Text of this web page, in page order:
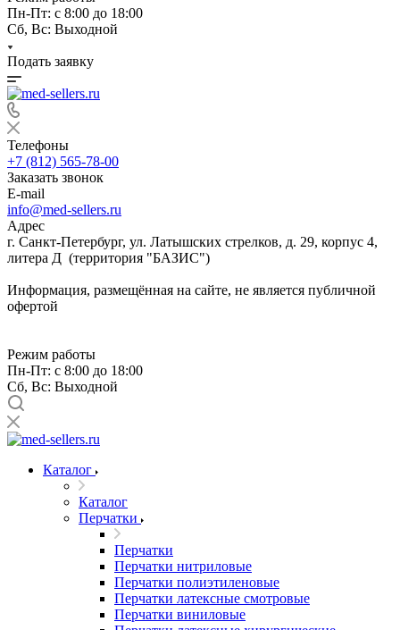
Пн-Пт: с 8:00 до 18:00
Сб, Вс: Выходной
Подать заявку
Телефоны
+7 (812) 565-78-00
Заказать звонок
E-mail
info@med-sellers.ru
Адрес
г. Санкт-Петербург, ул. Латышских стрелков, д. 29, корпус 4,
литера Д (территория "БАЗИС")
Информация, размещённая на сайте, не является публичной
офертой
Режим работы
Пн-Пт: с 8:00 до 18:00
Сб, Вс: Выходной
Каталог
Каталог
Перчатки
Перчатки
Перчатки нитриловые
Перчатки полиэтиленовые
Перчатки латексные смотровые
Перчатки виниловые